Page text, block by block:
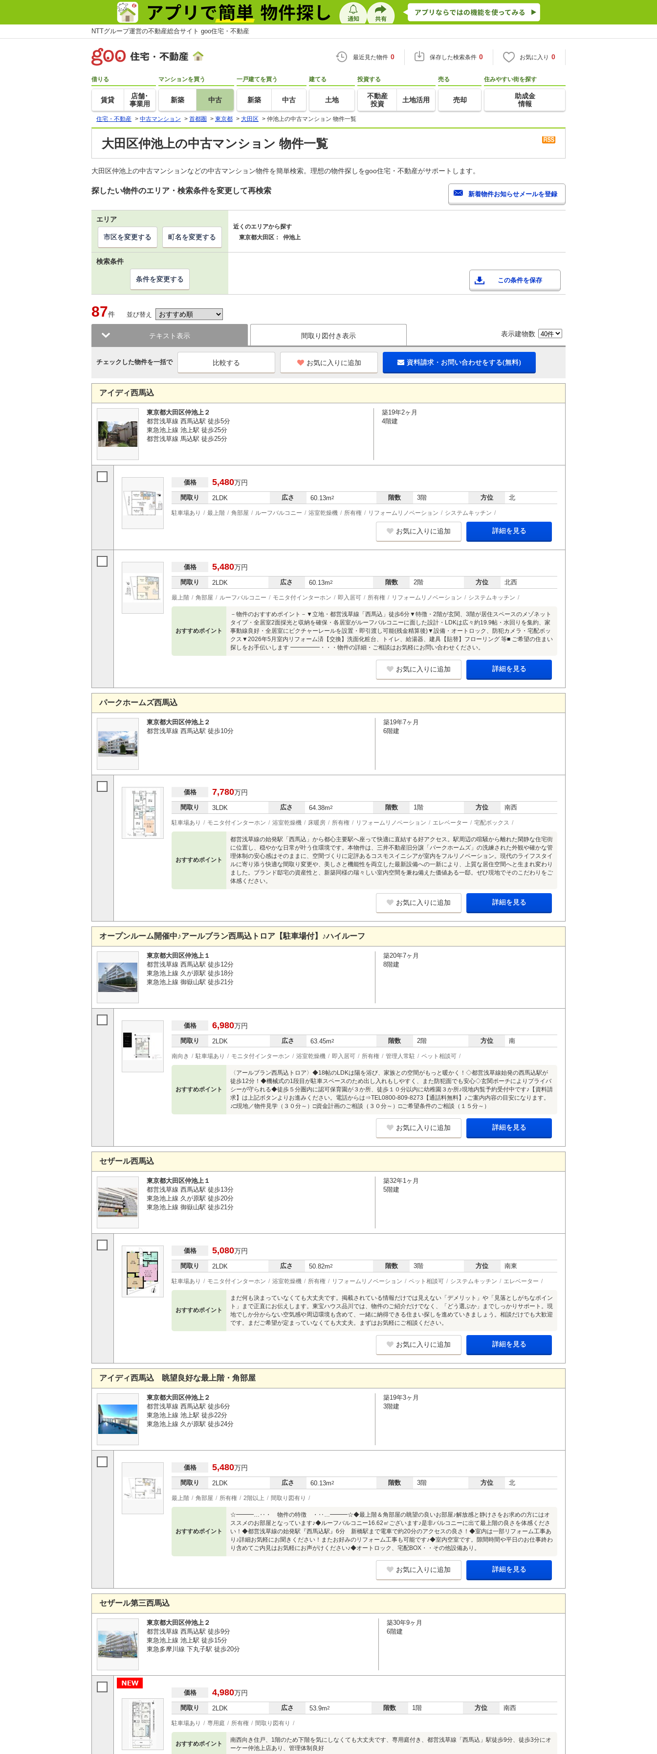
NTTグループ運営の不動産総合サイト goo住宅・不動産
最近見た物件 0 保存した検索条件 0 お気に入り 0
借りる
賃貸
店舗･
事業用
マンションを買う
新築 中古
一戸建てを買う
新築 中古
建てる
土地
投資する
不動産
投資
土地活用
売る
売却
住みやすい街を探す
助成金
情報
住宅・不動産 > 中古マンション > 首都圏 > 東京都 > 大田区 > 仲池上の中古マンション 物件一覧
大田区仲池上の中古マンション 物件一覧
大田区仲池上の中古マンションなどの中古マンション物件を簡単検索。理想の物件探しをgoo住宅・不動産がサポートします。
探したい物件のエリア・検索条件を変更して再検索
エリア
近くのエリアから探す
東京都大田区：
仲池上
市区を変更する 町名を変更する
検索条件
この条件を保存
条件を変更する
87件 並び替え
テキスト表示 間取り図付き表示 表示建物数
チェックした物件を一括で お気に入りに追加 資料請求・お問い合わせをする(無料)
アイディ西馬込
東京都大田区仲池上２
都営浅草線 西馬込駅 徒歩5分
東急池上線 池上駅 徒歩25分
都営浅草線 馬込駅 徒歩25分
築19年2ヶ月
4階建
価格 5,480万円
間取り 2LDK 広さ 60.13m2 階数 3階 方位 北
駐車場あり 最上階 角部屋 ルーフバルコニー 浴室乾燥機 所有権 リフォームリノベーション システムキッチン
お気に入りに追加 詳細を見る
価格 5,480万円
間取り 2LDK 広さ 60.13m2 階数 2階 方位 北西
最上階 角部屋 ルーフバルコニー モニタ付インターホン 即入居可 所有権 リフォームリノベーション システムキッチン
おすすめポイント
－物件のおすすめポイント－▼立地・都営浅草線「西馬込」徒歩6分▼特徴・2階が玄関、3階が居住スペースのメゾネット
タイプ・全居室2面採光と収納を確保・各居室がルーフバルコニーに面した設計・LDKは広々約19.9帖・水回りを集約、家
事動線良好・全居室にピクチャーレールを設置・即引渡し可能(残金精算後)▼設備・オートロック、防犯カメラ・宅配ボッ
クス▼2026年5月室内リフォーム済【交換】洗面化粧台、トイレ、給湯器、建具【貼替】フローリング 等■ ご希望の住まい
探しをお手伝いします ━━━━━・・・物件の詳細・ご相談はお気軽にお問い合わせください。
お気に入りに追加 詳細を見る
パークホームズ西馬込
東京都大田区仲池上２
都営浅草線 西馬込駅 徒歩10分
築19年7ヶ月
6階建
価格 7,780万円
間取り 3LDK 広さ 64.38m2 階数 1階 方位 南西
駐車場あり モニタ付インターホン 浴室乾燥機 床暖房 所有権 リフォームリノベーション エレベーター 宅配ボックス
おすすめポイント
都営浅草線の始発駅「西馬込」から都心主要駅へ座って快適に直結する好アクセス。駅周辺の喧騒から離れた閑静な住宅街
に位置し、穏やかな日常が叶う住環境です。本物件は、三井不動産旧分譲「パークホームズ」の洗練された外観や確かな管
理体制の安心感はそのままに、空間づくりに定評あるコスモスイニシアが室内をフルリノベーション。現代のライフスタイ
ルに寄り添う快適な間取り変更や、美しさと機能性を両立した最新設備への一新により、上質な居住空間へと生まれ変わり
ました。ブランド邸宅の資産性と、新築同様の瑞々しい室内空間を兼ね備えた価値ある一邸。ぜひ現地でそのこだわりをご
体感ください。
お気に入りに追加 詳細を見る
オープンルーム開催中♪アールブラン西馬込トロア【駐車場付】♪ハイルーフ
東京都大田区仲池上１
都営浅草線 西馬込駅 徒歩12分
東急池上線 久が原駅 徒歩18分
東急池上線 御嶽山駅 徒歩21分
築20年7ヶ月
8階建
価格 6,980万円
間取り 2LDK 広さ 63.45m2 階数 2階 方位 南
南向き 駐車場あり モニタ付インターホン 浴室乾燥機 即入居可 所有権 管理人常駐 ペット相談可
おすすめポイント
〈アールブラン西馬込トロア〉◆18帖のLDKは陽を浴び、家族との空間がもっと暖かく！◇都営浅草線始発の西馬込駅が
徒歩12分！◆機械式の1段目が駐車スペースのため出し入れもしやすく、また防犯面でも安心◇玄関ポーチによりプライバ
シーが守られる◆徒歩５分圏内に認可保育園が３か所、徒歩１０分以内に幼稚園３か所♪現地内覧予約受付中です♪【資料請
求】は上記ボタンよりお進みください。電話からは⇒TEL0800-809-8273【通話料無料】♪ご案内内容の目安になります。
♪□現地／物件見学（３０分～）□資金計画のご相談（３０分～）□ご希望条件のご相談（１５分～）
お気に入りに追加 詳細を見る
セザール西馬込
東京都大田区仲池上１
都営浅草線 西馬込駅 徒歩13分
東急池上線 久が原駅 徒歩20分
東急池上線 御嶽山駅 徒歩21分
築32年1ヶ月
5階建
価格 5,080万円
間取り 2LDK 広さ 50.82m2 階数 3階 方位 南東
駐車場あり モニタ付インターホン 浴室乾燥機 所有権 リフォームリノベーション ペット相談可 システムキッチン エレベーター
おすすめポイント
まだ何も決まっていなくても大丈夫です。掲載されている情報だけでは見えない「デメリット」や「見落としがちなポイン
ト」まで正直にお伝えします。東宝ハウス品川では、物件のご紹介だけでなく、「どう選ぶか」までしっかりサポート。現
地でしか分からない空気感や周辺環境も含めて、一緒に納得できる住まい探しを進めていきましょう。相談だけでも大歓迎
です。まだご希望が定まっていなくても大丈夫。まずはお気軽にご相談ください。
お気に入りに追加 詳細を見る
アイディ西馬込 眺望良好な最上階・角部屋
東京都大田区仲池上２
都営浅草線 西馬込駅 徒歩6分
東急池上線 池上駅 徒歩22分
東急池上線 久が原駅 徒歩24分
築19年3ヶ月
3階建
価格 5,480万円
間取り 2LDK 広さ 60.13m2 階数 3階 方位 北
最上階 角部屋 所有権 2階以上 間取り図有り
おすすめポイント
☆━━━…‥・ 物件の特徴 ・‥…━━━☆◆最上階＆角部屋の眺望の良いお部屋♪解放感と静けさをお求めの方にはオ
ススメのお部屋となっています♪◆ルーフバルコニー16.62㎡ございます♪是非バルコニーに出て最上階の良さを体感くださ
い！◆都営浅草線の始発駅『西馬込駅』6分 新橋駅まで電車で約20分のアクセスの良さ！◆室内は一部リフォーム工事あ
り♪詳細お気軽にお聞きください！またお好みのリフォーム工事も可能です♪◆室内空室です。隙間時間や平日のお仕事終わ
り含めてご内見はお気軽にお声がけください♪◆オートロック、宅配BOX・・その他設備あり。
お気に入りに追加 詳細を見る
セザール第三西馬込
東京都大田区仲池上２
都営浅草線 西馬込駅 徒歩9分
東急池上線 池上駅 徒歩15分
東急多摩川線 下丸子駅 徒歩20分
築30年9ヶ月
6階建
価格 4,980万円
間取り 2LDK 広さ 53.9m2 階数 1階 方位 南西
駐車場あり 専用庭 所有権 間取り図有り
おすすめポイント
南西向き住戸、1階のため下階を気にしなくても大丈夫です、専用庭付き、都営浅草線「西馬込」駅徒歩9分、徒歩3分にオ
ーケー仲池上店あり、管理体制良好